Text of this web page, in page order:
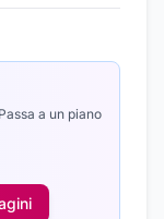
Passa a un piano